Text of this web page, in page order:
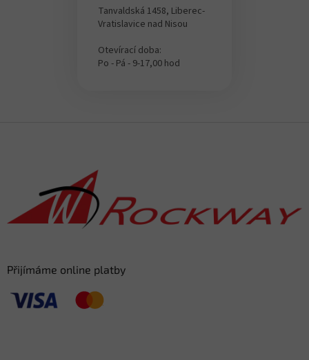
Tanvaldská 1458, Liberec-
Vratislavice nad Nisou
Otevírací doba:
Po - Pá - 9-17,00 hod
Přijímáme online platby